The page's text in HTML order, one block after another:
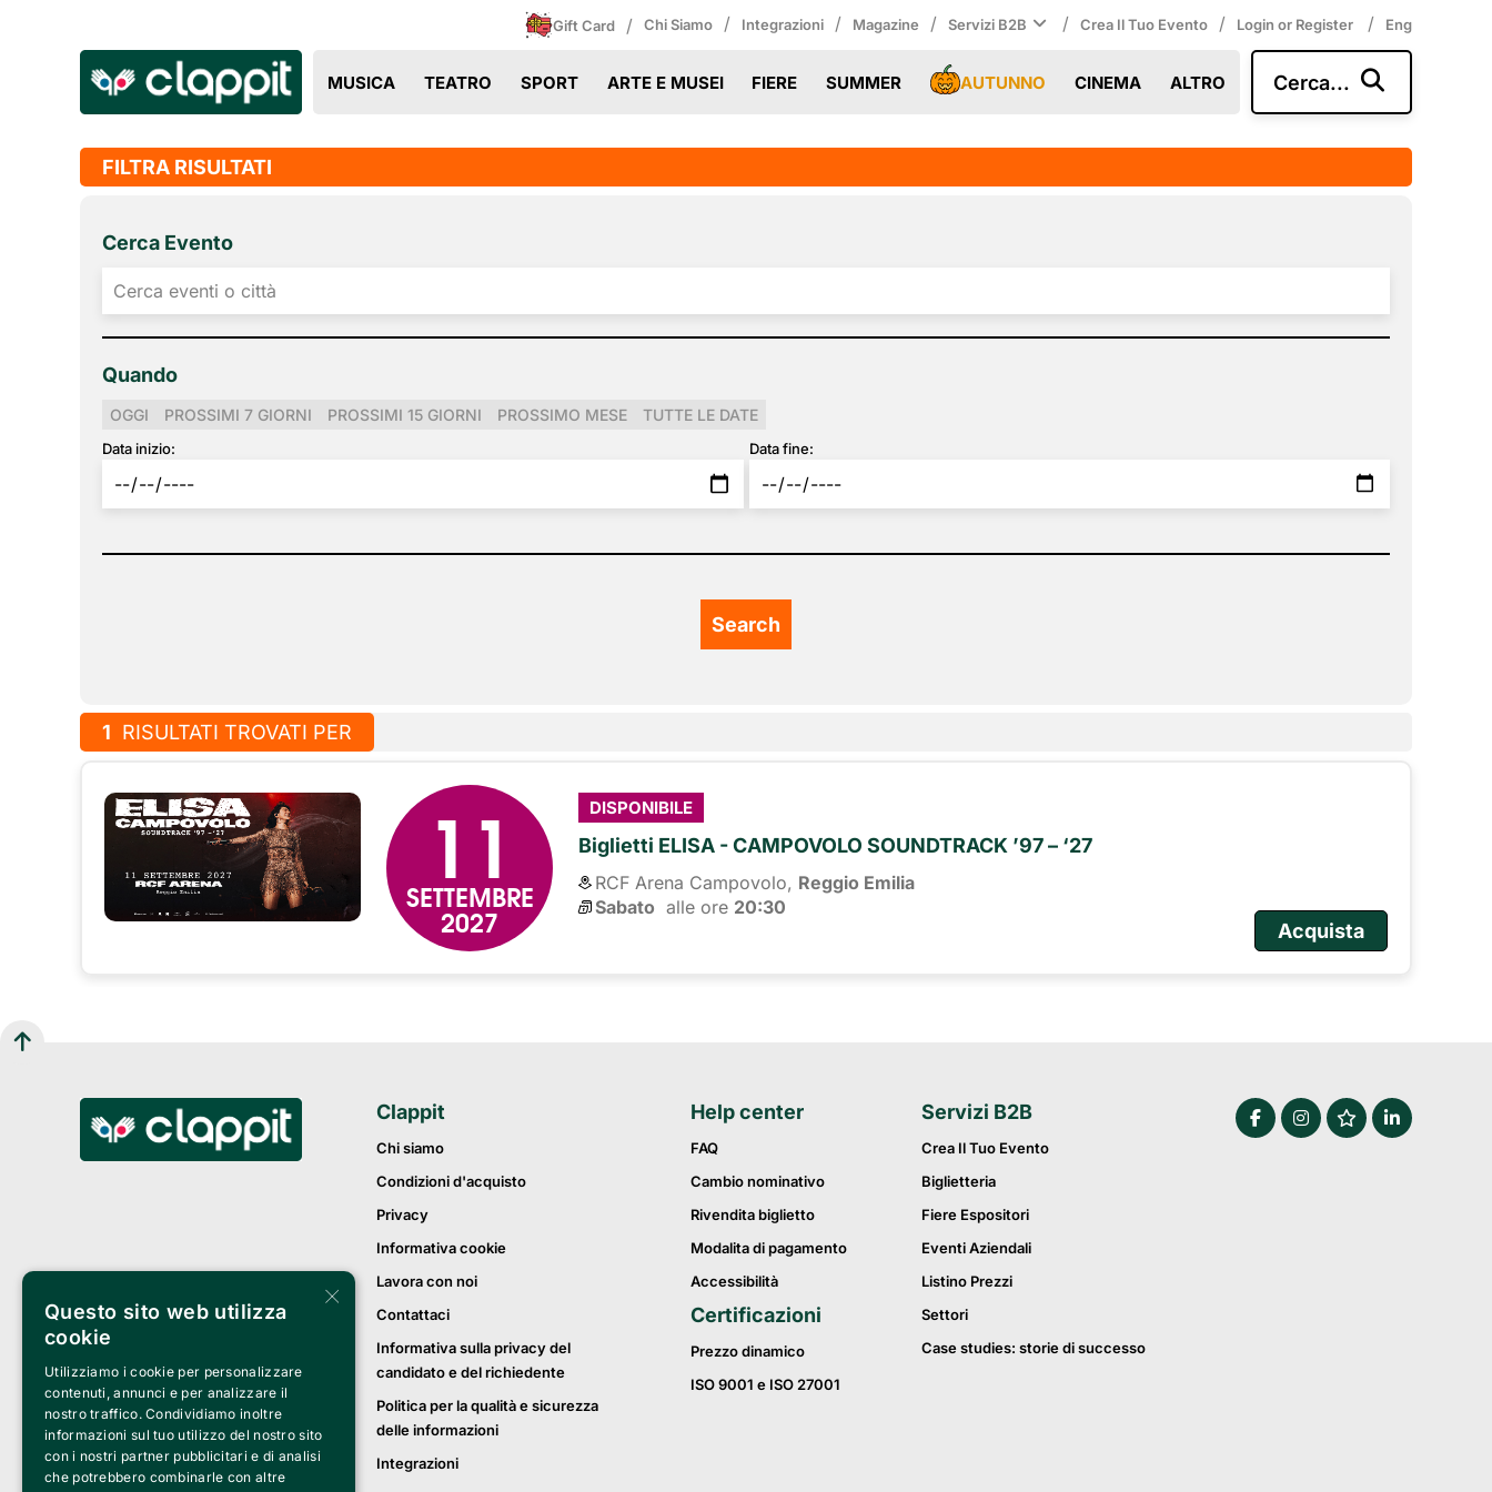
Gift Card / Chi Siamo / Integrazioni / Magazine / Servizi B2B / Crea Il Tuo Evento / Login or Register / Eng
MUSICA TEATRO SPORT ARTE E MUSEI FIERE SUMMER AUTUNNO CINEMA ALTRO Cerca...
FILTRA RISULTATI
Cerca Evento
Quando
OGGI PROSSIMI 7 GIORNI PROSSIMI 15 GIORNI PROSSIMO MESE TUTTE LE DATE
Data inizio: Data fine:
1 RISULTATI TROVATI PER
11
SETTEMBRE
2027
DISPONIBILE
Biglietti ELISA - CAMPOVOLO SOUNDTRACK ’97 – ‘27
RCF Arena Campovolo, Reggio Emilia
Sabato alle ore 20:30
Acquista
Clappit
Chi siamo
Condizioni d'acquisto
Privacy
Informativa cookie
Lavora con noi
Contattaci
Informativa sulla privacy del
candidato e del richiedente
Politica per la qualità e sicurezza
delle informazioni
Integrazioni
Help center
FAQ
Cambio nominativo
Rivendita biglietto
Modalita di pagamento
Accessibilità
Certificazioni
Prezzo dinamico
ISO 9001 e ISO 27001
Servizi B2B
Crea Il Tuo Evento
Biglietteria
Fiere Espositori
Eventi Aziendali
Listino Prezzi
Settori
Case studies: storie di successo
×
Questo sito web utilizza
cookie
Utilizziamo i cookie per personalizzare
contenuti, annunci e per analizzare il
nostro traffico. Condividiamo inoltre
informazioni sul tuo utilizzo del nostro sito
con i nostri partner pubblicitari e di analisi
che potrebbero combinarle con altre